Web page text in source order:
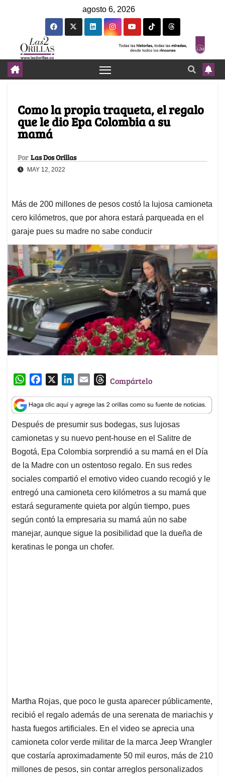
agosto 6, 2026
Como la propia traqueta, el regalo
que le dio Epa Colombia a su
mamá
Por Las Dos Orillas
MAY 12, 2022
Más de 200 millones de pesos costó la lujosa camioneta
cero kilómetros, que por ahora estará parqueada en el
garaje pues su madre no sabe conducir
W
a
t
s
A
p
p
c
e
b
o
o
k
n
k
e
d
I
n
a
i
l
T
r
e
a
d
s
Compártelo
Después de presumir sus bodegas, sus lujosas
camionetas y su nuevo pent-house en el Salitre de
Bogotá, Epa Colombia sorprendió a su mamá en el Día
de la Madre con un ostentoso regalo. En sus redes
sociales compartió el emotivo video cuando recogió y le
entregó una camioneta cero kilómetros a su mamá que
estará seguramente quieta por algún tiempo, pues
según contó la empresaria su mamá aún no sabe
manejar, aunque sigue la posibilidad que la dueña de
keratinas le ponga un chofer.
Martha Rojas, que poco le gusta aparecer públicamente,
recibió el regalo además de una serenata de mariachis y
hasta fuegos artificiales. En el video se aprecia una
camioneta color verde militar de la marca Jeep Wrangler
que costaría aproximadamente 50 mil euros, más de 210
millones de pesos, sin contar arreglos personalizados